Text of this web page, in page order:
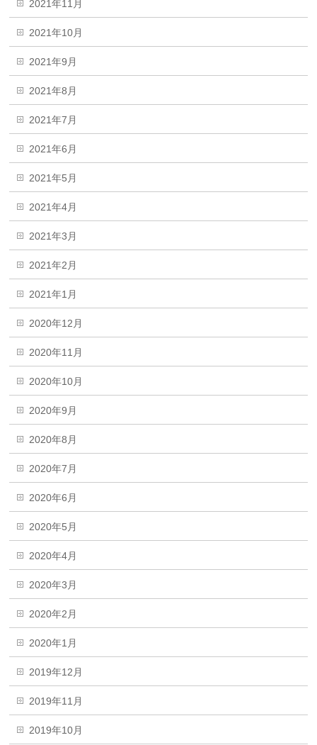
2021年11月
2021年10月
2021年9月
2021年8月
2021年7月
2021年6月
2021年5月
2021年4月
2021年3月
2021年2月
2021年1月
2020年12月
2020年11月
2020年10月
2020年9月
2020年8月
2020年7月
2020年6月
2020年5月
2020年4月
2020年3月
2020年2月
2020年1月
2019年12月
2019年11月
2019年10月